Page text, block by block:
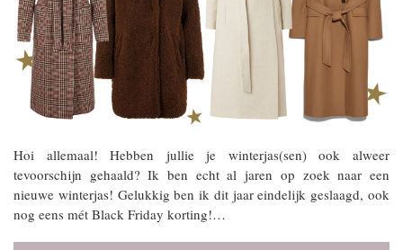
Hoi allemaal! Hebben jullie je winterjas(sen) ook alweer
tevoorschijn gehaald? Ik ben echt al jaren op zoek naar een
nieuwe winterjas! Gelukkig ben ik dit jaar eindelijk geslaagd, ook
nog eens mét Black Friday korting!…